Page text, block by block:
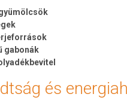
gabonák
és